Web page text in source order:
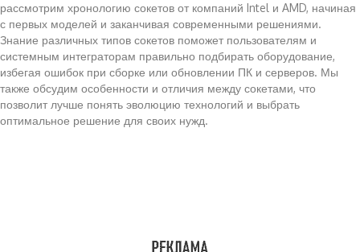
рассмотрим хронологию сокетов от компаний Intel и AMD, начиная
с первых моделей и заканчивая современными решениями.
Знание различных типов сокетов поможет пользователям и
системным интеграторам правильно подбирать оборудование,
избегая ошибок при сборке или обновлении ПК и серверов. Мы
также обсудим особенности и отличия между сокетами, что
позволит лучше понять эволюцию технологий и выбрать
оптимальное решение для своих нужд.